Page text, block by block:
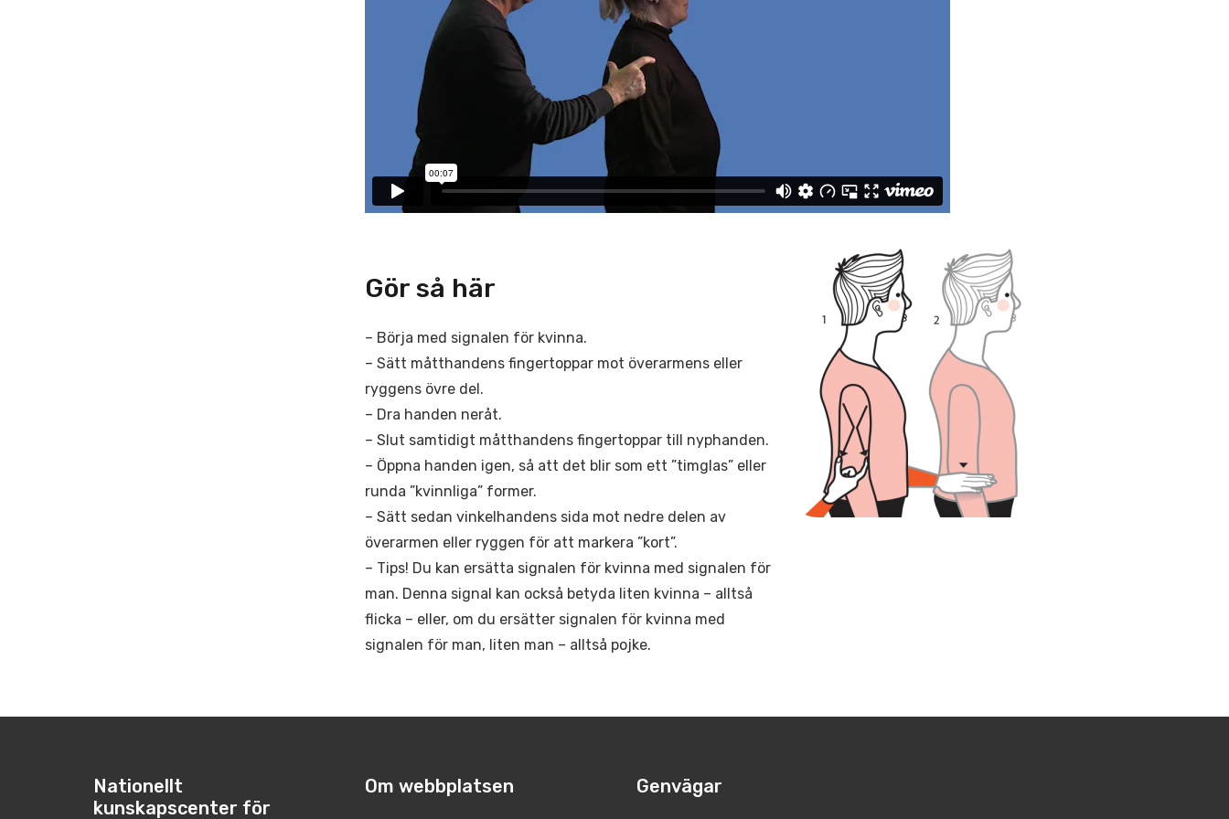
Gör så här
– Börja med signalen för kvinna.
– Sätt måtthandens fingertoppar mot överarmens eller
ryggens övre del.
– Dra handen neråt.
– Slut samtidigt måtthandens fingertoppar till nyphanden.
– Öppna handen igen, så att det blir som ett ”timglas” eller
runda ”kvinnliga” former.
– Sätt sedan vinkelhandens sida mot nedre delen av
överarmen eller ryggen för att markera ”kort”.
– Tips! Du kan ersätta signalen för kvinna med signalen för
man. Denna signal kan också betyda liten kvinna – alltså
flicka – eller, om du ersätter signalen för kvinna med
signalen för man, liten man – alltså pojke.
Nationellt
kunskapscenter för
Om webbplatsen Genvägar